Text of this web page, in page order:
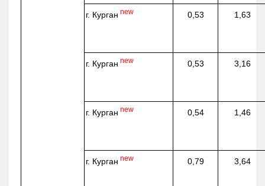
г. Курган new 0,53 1,63
г. Курган new 0,53 3,16
г. Курган new 0,54 1,46
г. Курган new 0,79 3,64